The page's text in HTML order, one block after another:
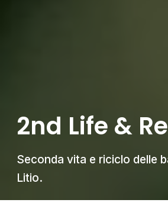
2nd Life &
Seconda vita e riciclo delle
Litio.